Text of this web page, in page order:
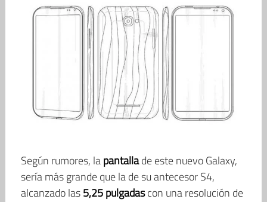
Según rumores, lapantallade este nuevo Galaxy,
sería más grande que la de su antecesor S4,
alcanzado las5,25 pulgadascon una resolución de